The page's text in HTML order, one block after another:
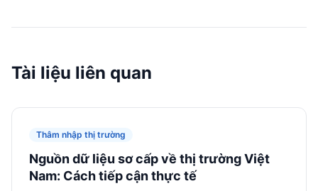
Tài liệu liên quan
Thâm nhập thị trường
Nguồn dữ liệu sơ cấp về thị trường Việt
Nam: Cách tiếp cận thực tế